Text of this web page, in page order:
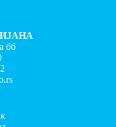
бб